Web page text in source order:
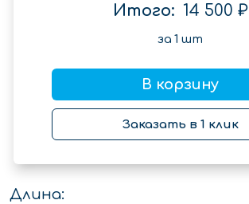
Итого: 14 500 ₽
за 1 шт
В корзину
Заказать в 1 клик
Длина: